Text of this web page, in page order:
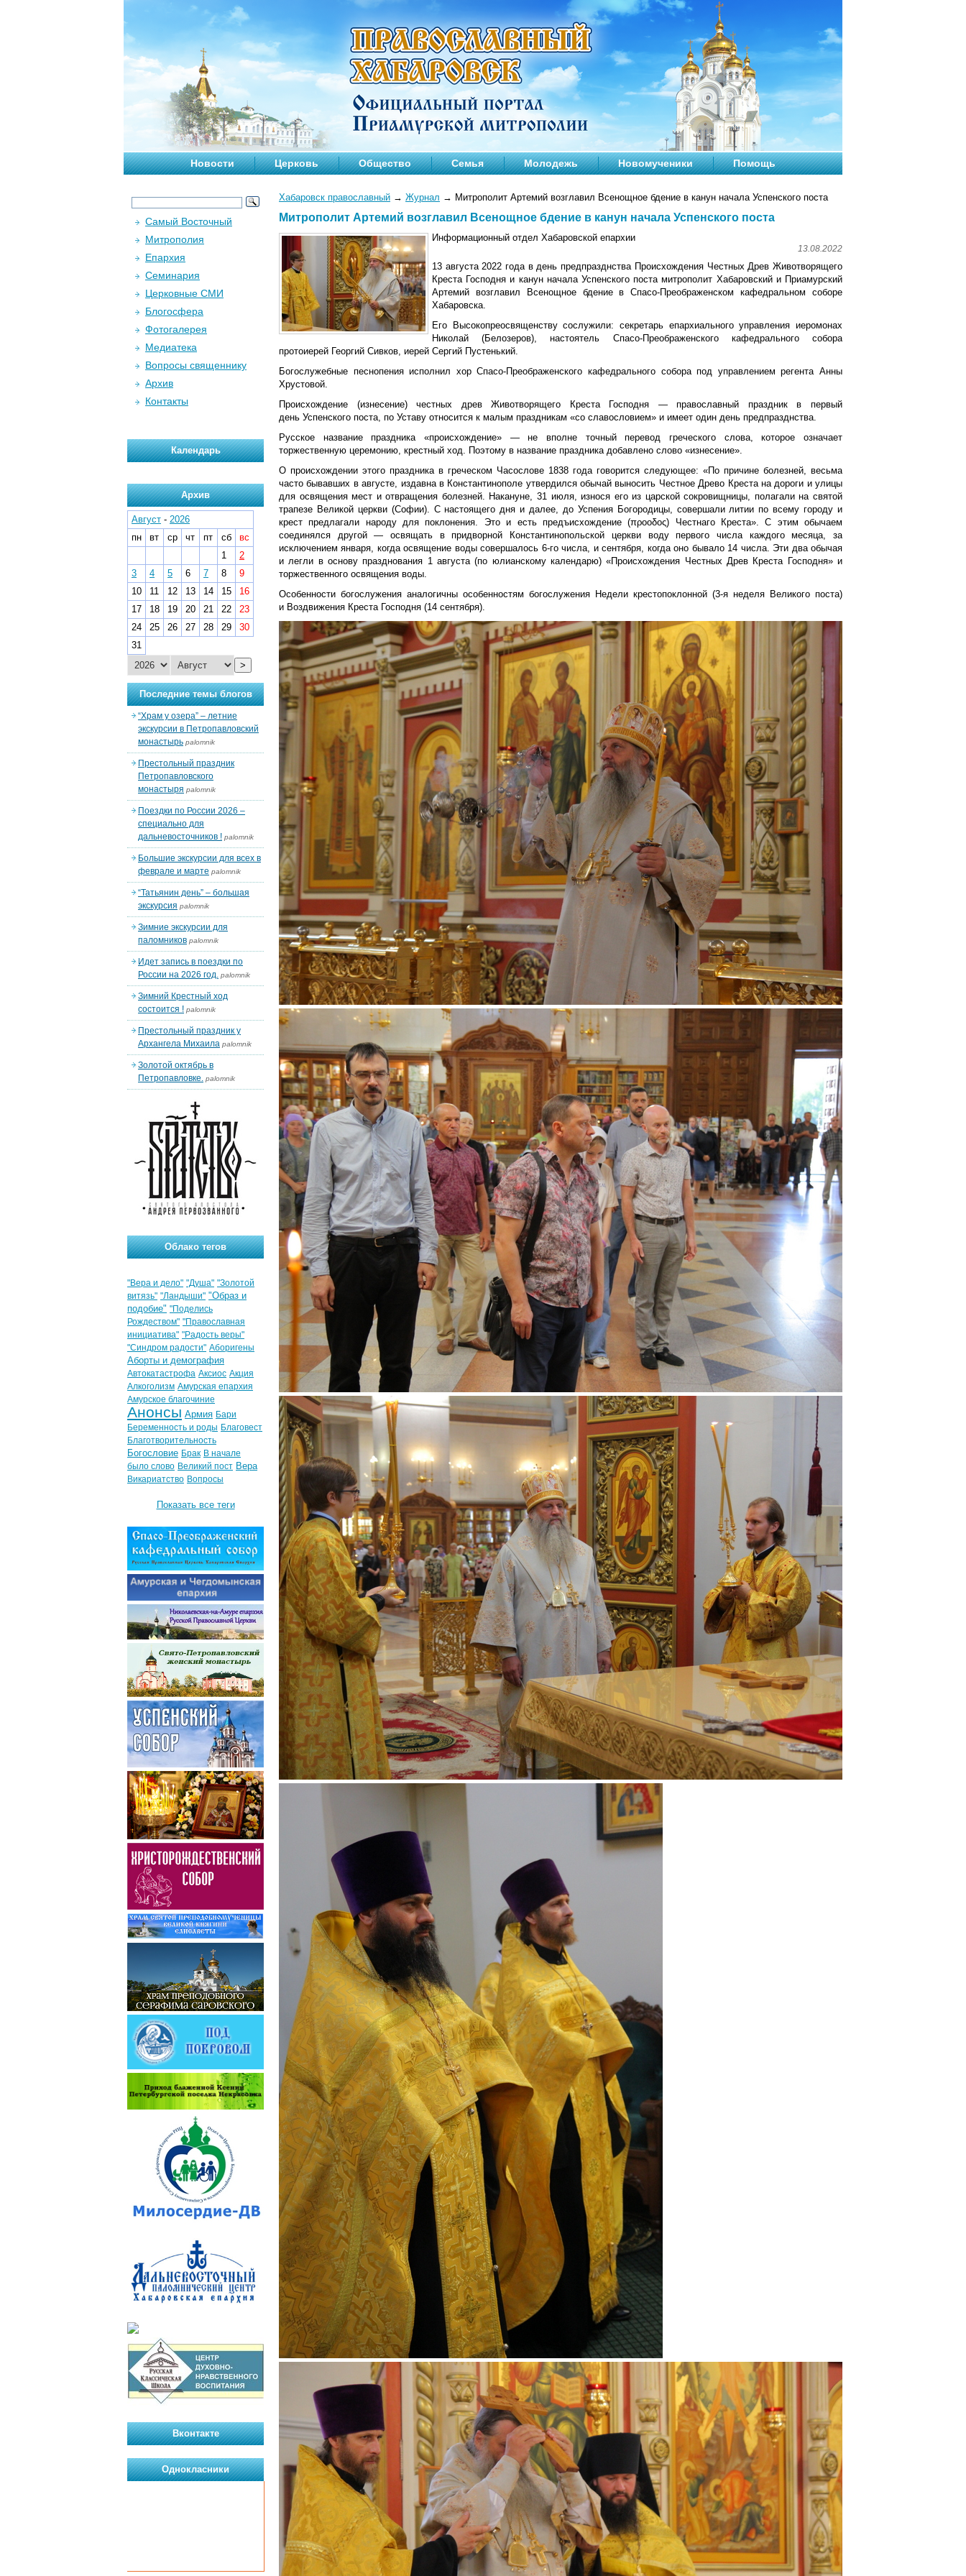
Новости Церковь Общество Семья Молодежь Новомученики Помощь
Хабаровск православный → Журнал → Митрополит Артемий возглавил Всенощное бдение в канун начала Успенского поста
Митрополит Артемий возглавил Всенощное бдение в канун начала Успенского поста
Информационный отдел Хабаровской епархии
13.08.2022
13 августа 2022 года в день предпразднства Происхождения Честных Древ Животворящего
Креста Господня и канун начала Успенского поста митрополит Хабаровский и Приамурский
Артемий возглавил Всенощное бдение в Спасо-Преображенском кафедральном соборе
Хабаровска.
Его Высокопреосвященству сослужили: секретарь епархиального управления иеромонах
Николай (Белозеров), настоятель Спасо-Преображенского кафедрального собора
протоиерей Георгий Сивков, иерей Сергий Пустенький.
Богослужебные песнопения исполнил хор Спасо-Преображенского кафедрального собора под управлением регента Анны
Хрустовой.
Происхождение (изнесение) честных древ Животворящего Креста Господня — православный праздник в первый
день Успенского поста, по Уставу относится к малым праздникам «со славословием» и имеет один день предпразднства.
Русское название праздника «происхождение» — не вполне точный перевод греческого слова, которое означает
торжественную церемонию, крестный ход. Поэтому в название праздника добавлено слово «изнесение».
О происхождении этого праздника в греческом Часослове 1838 года говорится следующее: «По причине болезней, весьма
часто бывавших в августе, издавна в Константинополе утвердился обычай выносить Честное Древо Креста на дороги и улицы
для освящения мест и отвращения болезней. Накануне, 31 июля, износя его из царской сокровищницы, полагали на святой
трапезе Великой церкви (Софии). С настоящего дня и далее, до Успения Богородицы, совершали литии по всему городу и
крест предлагали народу для поклонения. Это и есть предъисхождение (προοδος) Честнаго Креста». С этим обычаем
соединялся другой — освящать в придворной Константинопольской церкви воду первого числа каждого месяца, за
исключением января, когда освящение воды совершалось 6-го числа, и сентября, когда оно бывало 14 числа. Эти два обычая
и легли в основу празднования 1 августа (по юлианскому календарю) «Происхождения Честных Древ Креста Господня» и
торжественного освящения воды.
Особенности богослужения аналогичны особенностям богослужения Недели крестопоклонной (3‑я неделя Великого поста)
и Воздвижения Креста Господня (14 сентября).
Самый Восточный
Митрополия
Епархия
Семинария
Церковные СМИ
Блогосфера
Фотогалерея
Медиатека
Вопросы священнику
Архив
Контакты
Календарь
Архив
Август - 2026
пн
вт ср чт пт сб
вс
1
2
3
4 5 6 7 8
9
10
11 12 13 14 15
16
17
18 19 20 21 22
23
24
25 26 27 28 29
30
31
>
Последние темы блогов
“Храм у озера” – летние
экскурсии в Петропавловский
монастырь palomnik
Престольный праздник
Петропавловского
монастыря palomnik
Поездки по России 2026 –
специально для
дальневосточников ! palomnik
Большие экскурсии для всех в
феврале и марте palomnik
“Татьянин день” – большая
экскурсия palomnik
Зимние экскурсии для
паломников palomnik
Идет запись в поездки по
России на 2026 год. palomnik
Зимний Крестный ход
состоится ! palomnik
Престольный праздник у
Архангела Михаила palomnik
Золотой октябрь в
Петропавловке. palomnik
Облако тегов
"Вера и дело" "Душа" "Золотой
витязь" "Ландыши" "Образ и
подобие" "Поделись
Рождеством" "Православная
инициатива" "Радость веры"
"Синдром радости" Аборигены
Аборты и демография
Автокатастрофа Аксиос Акция
Алкоголизм Амурская епархия
Амурское благочиние
Анонсы Армия Бари
Беременность и роды Благовест
Благотворительность
Богословие Брак В начале
было слово Великий пост Вера
Викариатство Вопросы
Показать все теги
Вконтакте
Однокласники